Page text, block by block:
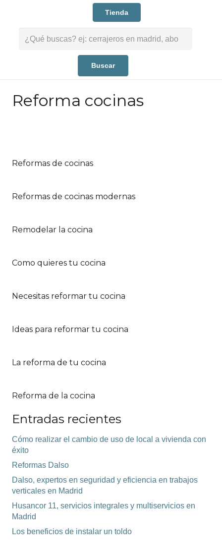
Tienda
Reforma cocinas
Reformas de cocinas
Reformas de cocinas modernas
Remodelar la cocina
Como quieres tu cocina
Necesitas reformar tu cocina
Ideas para reformar tu cocina
La reforma de tu cocina
Reforma de la cocina
Entradas recientes
Cómo realizar el cambio de uso de local a vivienda con
éxito
Reformas Dalso
Dalso, expertos en seguridad y eficiencia en trabajos
verticales en Madrid
Husancor 11, servicios integrales y multiservicios en
Madrid
Los beneficios de instalar un toldo